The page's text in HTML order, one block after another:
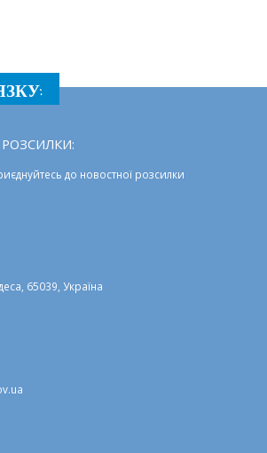
до новостної розсилки
65039, Україна